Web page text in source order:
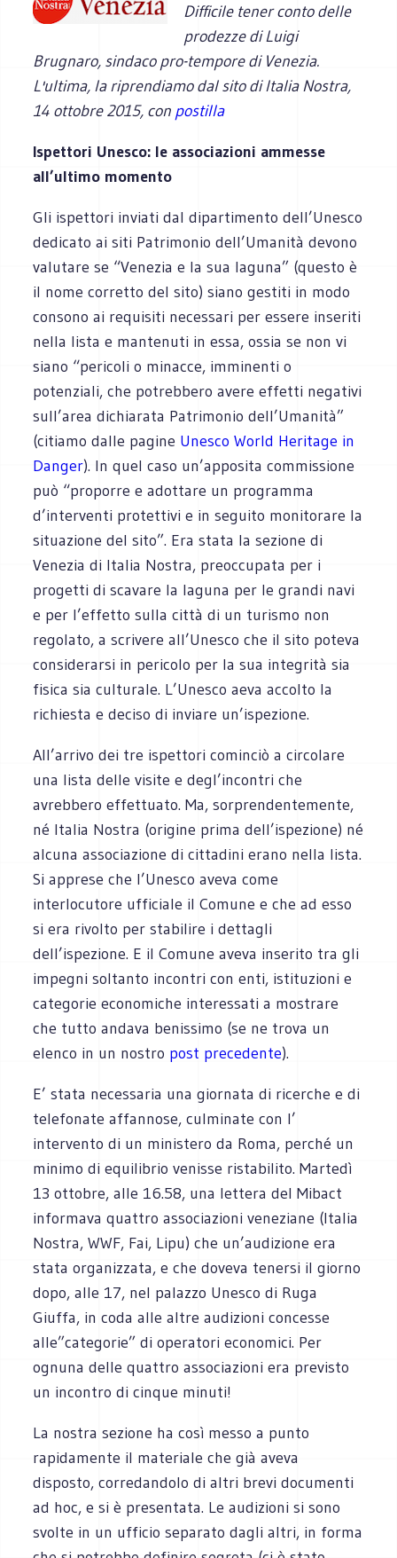
Difficile tener conto delle
prodezze di Luigi
Brugnaro, sindaco pro-tempore di Venezia.
L'ultima, la riprendiamo dal sito di Italia Nostra,
14 ottobre 2015, con postilla
Ispettori Unesco: le associazioni ammesse
all’ultimo momento
Gli ispettori inviati dal dipartimento dell’Unesco
dedicato ai siti Patrimonio dell’Umanità devono
valutare se “Venezia e la sua laguna” (questo è
il nome corretto del sito) siano gestiti in modo
consono ai requisiti necessari per essere inseriti
nella lista e mantenuti in essa, ossia se non vi
siano “pericoli o minacce, imminenti o
potenziali, che potrebbero avere effetti negativi
sull’area dichiarata Patrimonio dell’Umanità”
(citiamo dalle pagine Unesco World Heritage in
Danger). In quel caso un’apposita commissione
può “proporre e adottare un programma
d’interventi protettivi e in seguito monitorare la
situazione del sito”. Era stata la sezione di
Venezia di Italia Nostra, preoccupata per i
progetti di scavare la laguna per le grandi navi
e per l’effetto sulla città di un turismo non
regolato, a scrivere all’Unesco che il sito poteva
considerarsi in pericolo per la sua integrità sia
fisica sia culturale. L’Unesco aeva accolto la
richiesta e deciso di inviare un’ispezione.
All’arrivo dei tre ispettori cominciò a circolare
una lista delle visite e degl’incontri che
avrebbero effettuato. Ma, sorprendentemente,
né Italia Nostra (origine prima dell’ispezione) né
alcuna associazione di cittadini erano nella lista.
Si apprese che l’Unesco aveva come
interlocutore ufficiale il Comune e che ad esso
si era rivolto per stabilire i dettagli
dell’ispezione. E il Comune aveva inserito tra gli
impegni soltanto incontri con enti, istituzioni e
categorie economiche interessati a mostrare
che tutto andava benissimo (se ne trova un
elenco in un nostro post precedente).
E’ stata necessaria una giornata di ricerche e di
telefonate affannose, culminate con l’
intervento di un ministero da Roma, perché un
minimo di equilibrio venisse ristabilito. Martedì
13 ottobre, alle 16.58, una lettera del Mibact
informava quattro associazioni veneziane (Italia
Nostra, WWF, Fai, Lipu) che un’audizione era
stata organizzata, e che doveva tenersi il giorno
dopo, alle 17, nel palazzo Unesco di Ruga
Giuffa, in coda alle altre audizioni concesse
alle”categorie” di operatori economici. Per
ognuna delle quattro associazioni era previsto
un incontro di cinque minuti!
La nostra sezione ha così messo a punto
rapidamente il materiale che già aveva
disposto, corredandolo di altri brevi documenti
ad hoc, e si è presentata. Le audizioni si sono
svolte in un ufficio separato dagli altri, in forma